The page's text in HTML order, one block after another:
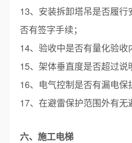
13、安装拆卸塔吊是否履行
否有签字手续；
14、验收中是否有量化验收
15、架体垂直度是否超过说
16、电气控制是否有漏电保
17、在避雷保护范围外有无
六、施工电梯